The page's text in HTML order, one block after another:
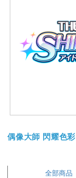
偶像大師 閃耀色彩
全部商品